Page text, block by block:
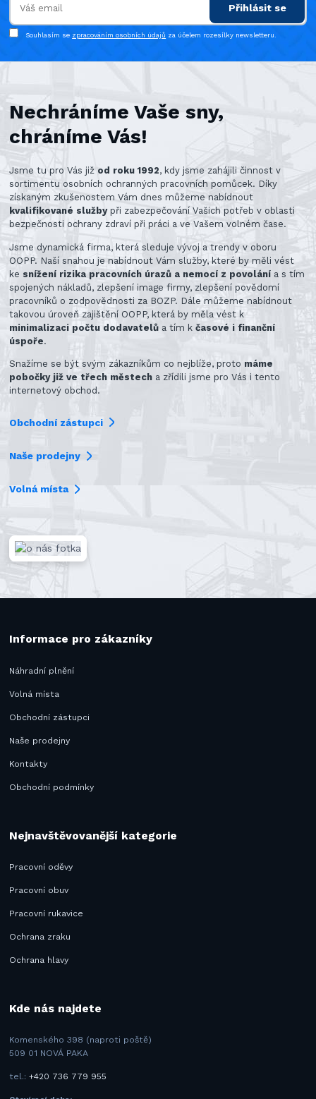
Přihlásit se
Souhlasím se zpracováním osobních údajů za účelem rozesílky newsletteru.
Nechráníme Vaše sny,
chráníme Vás!
Jsme tu pro Vás již od roku 1992, kdy jsme zahájili činnost v
sortimentu osobních ochranných pracovních pomůcek. Díky
získaným zkušenostem Vám dnes můžeme nabídnout
kvalifikované službypři zabezpečování Vašich potřeb v oblasti
bezpečnosti ochrany zdraví při práci a ve Vašem volném čase.
Jsme dynamická firma, která sleduje vývoj a trendy v oboru
OOPP. Naší snahou je nabídnout Vám služby, které by měli vést
ke snížení rizika pracovních úrazů a nemocí z povolání a s tím
spojených nákladů, zlepšení image firmy, zlepšení povědomí
pracovníků o zodpovědnosti za BOZP. Dále můžeme nabídnout
takovou úroveň zajištění OOPP, která by měla vést k
minimalizaci počtu dodavatelů a tím kčasové i finanční
úspoře.
Snažíme se být svým zákazníkům co nejblíže, proto máme
pobočky již ve třech městech a zřídili jsme pro Vás i tento
internetový obchod.
Obchodní zástupci
Naše prodejny
Volná místa
Informace pro zákazníky
Náhradní plnění
Volná místa
Obchodní zástupci
Naše prodejny
Kontakty
Obchodní podmínky
Nejnavštěvovanější kategorie
Pracovní oděvy
Pracovní obuv
Pracovní rukavice
Ochrana zraku
Ochrana hlavy
Kde nás najdete
Komenského 398 (naproti poště)
509 01 NOVÁ PAKA
tel.:+420 736 779 955